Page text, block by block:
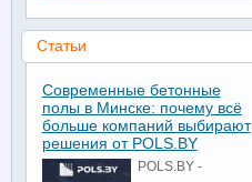
Статьи
Современные бетонные
полы в Минске: почему всё
больше компаний выбирают
решения от POLS.BY
POLS.BY -